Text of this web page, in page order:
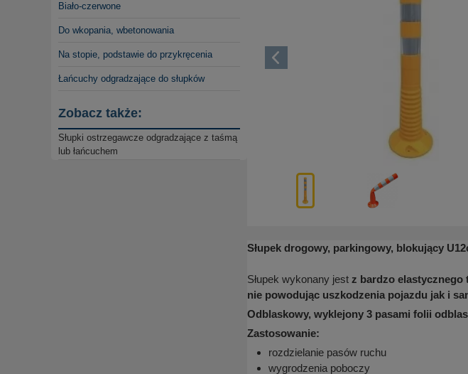
Biało-czerwone
Do wkopania, wbetonowania
Na stopie, podstawie do przykręcenia
Łańcuchy odgradzające do słupków
Zobacz także:
Słupki ostrzegawcze odgradzające z taśmą
lub łańcuchem
Słupek drogowy, parkingowy, blokujący
Słupek wykonany jest z bardzo elastycznego
nie powodując uszkodzenia pojazdu jak i
Odblaskowy, wyklejony 3 pasami folii
Zastosowanie:
rozdzielanie pasów ruchu
wygrodzenia poboczy